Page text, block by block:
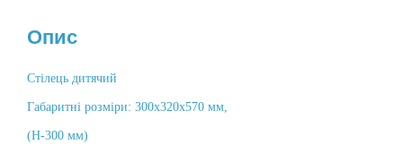
Опис
Стілець дитячий
Габаритні розміри: 300х320х570 мм,
(Н-300 мм)